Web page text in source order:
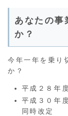
あなたの事
か？
今年一年を乗り
か？
平成２８年
平成３０年
同時改定